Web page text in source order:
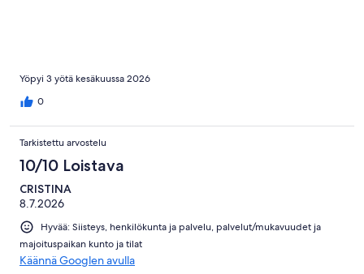
Yöpyi 3 yötä kesäkuussa 2026
0
Tarkistettu arvostelu
10/10 Loistava
CRISTINA
8.7.2026
Hyvää: Siisteys, henkilökunta ja palvelu, palvelut/mukavuudet ja
majoituspaikan kunto ja tilat
Käännä Googlen avulla